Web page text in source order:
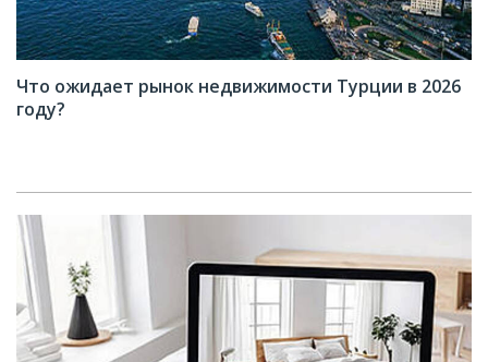
Что ожидает рынок недвижимости Турции в 2026
году?